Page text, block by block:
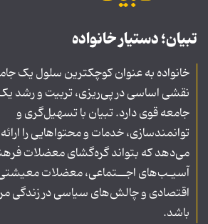
تبیان؛ دستیار خانواده
خانواده به عنوان کوچکترین سلول یک
نقشی اساسی در پی‌ریزی، تربیت و رشد
جامعه قوی دارد. تبیان با تسهیل‌گری و
توانمندسازی، خدمات و محتواهایی را ارائه
می‌دهد که بتواند گره‌گشای معضلات
آسیـب‌های اجــتماعی، معضلات
اقتصادی و چالش‌های سیاسی در زندگی
باشد.